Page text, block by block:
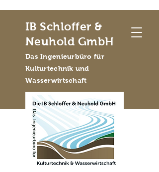
IB Schloffer &
Neuhold GmbH
Das Ingenieurbüro für
Kulturtechnik und
Wasserwirtschaft